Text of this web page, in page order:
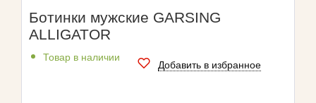
Ботинки мужские GARSING
ALLIGATOR
Товар в наличии
Добавить в избранное